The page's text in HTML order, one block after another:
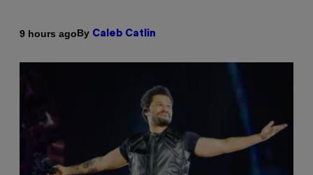
9 hours agoBy Caleb Catlin